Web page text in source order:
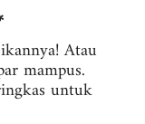
Atau
mampus.
untuk